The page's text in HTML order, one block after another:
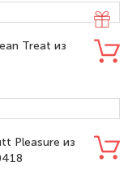
Treat из
Pleasure из